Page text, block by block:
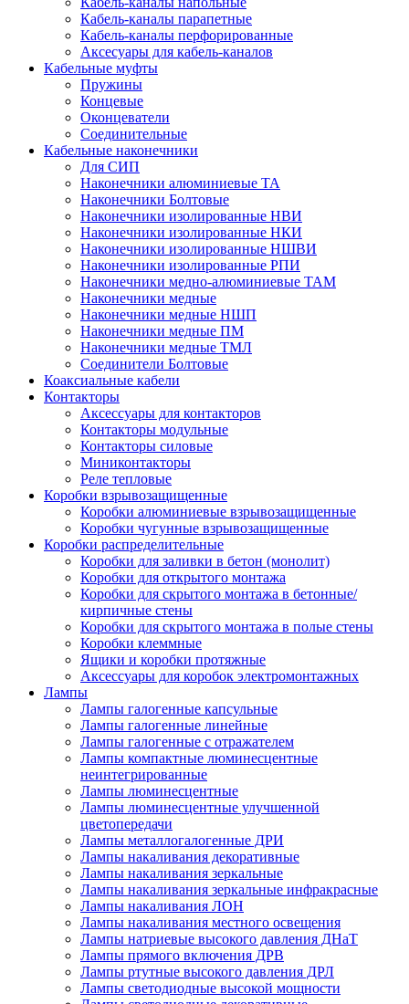
Кабель-каналы парапетные
Кабель-каналы перфорированные
Аксесуары для кабель-каналов
Кабельные муфты
Пружины
Концевые
Оконцеватели
Соединительные
Кабельные наконечники
Для СИП
Наконечники алюминиевые ТА
Наконечники Болтовые
Наконечники изолированные НВИ
Наконечники изолированные НКИ
Наконечники изолированные НШВИ
Наконечники изолированные РПИ
Наконечники медно-алюминиевые ТАМ
Наконечники медные
Наконечники медные НШП
Наконечники медные ПМ
Наконечники медные ТМЛ
Соединители Болтовые
Коаксиальные кабели
Контакторы
Аксессуары для контакторов
Контакторы модульные
Контакторы силовые
Миниконтакторы
Реле тепловые
Коробки взрывозащищенные
Коробки алюминиевые взрывозащищенные
Коробки чугунные взрывозащищенные
Коробки распределительные
Коробки для заливки в бетон (монолит)
Коробки для открытого монтажа
Коробки для скрытого монтажа в бетонные/
кирпичные стены
Коробки для скрытого монтажа в полые стены
Коробки клеммные
Ящики и коробки протяжные
Аксессуары для коробок электромонтажных
Лампы
Лампы галогенные капсульные
Лампы галогенные линейные
Лампы галогенные с отражателем
Лампы компактные люминесцентные
неинтегрированные
Лампы люминесцентные
Лампы люминесцентные улучшенной
цветопередачи
Лампы металлогалогенные ДРИ
Лампы накаливания декоративные
Лампы накаливания зеркальные
Лампы накаливания зеркальные инфракрасные
Лампы накаливания ЛОН
Лампы накаливания местного освещения
Лампы натриевые высокого давления ДНаТ
Лампы прямого включения ДРВ
Лампы ртутные высокого давления ДРЛ
Лампы светодиодные высокой мощности